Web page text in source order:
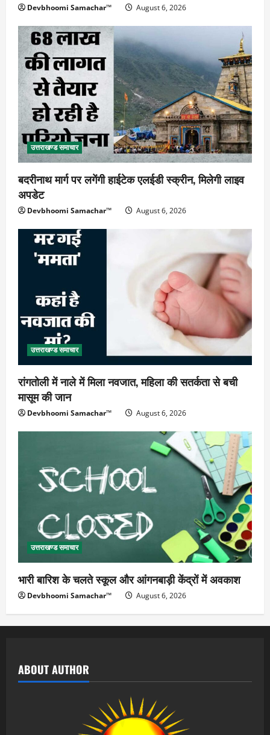
Devbhoomi Samachar™ August 6, 2026
उत्तराखण्ड समाचार
बदरीनाथ मार्ग पर लगेंगी हाईटेक एलईडी स्क्रीन, मिलेगी लाइव
अपडेट
Devbhoomi Samachar™ August 6, 2026
उत्तराखण्ड समाचार
रांगतोली में नाले में मिला नवजात, महिला की सतर्कता से बची
मासूम की जान
Devbhoomi Samachar™ August 6, 2026
उत्तराखण्ड समाचार
भारी बारिश के चलते स्कूल और आंगनबाड़ी केंद्रों में अवकाश
Devbhoomi Samachar™ August 6, 2026
ABOUT AUTHOR